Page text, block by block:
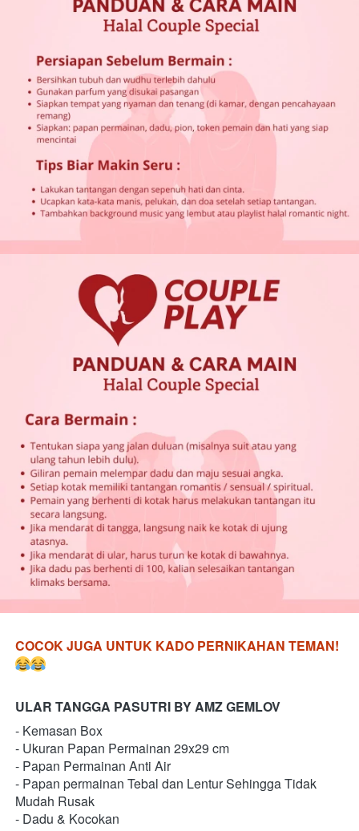
COCOK JUGA UNTUK KADO PERNIKAHAN TEMAN!
ULAR TANGGA PASUTRI BY AMZ GEMLOV
- Kemasan Box
- Ukuran Papan Permainan 29x29 cm
- Papan Permainan Anti Air
- Papan permainan Tebal dan Lentur Sehingga Tidak
Mudah Rusak
- Dadu & Kocokan